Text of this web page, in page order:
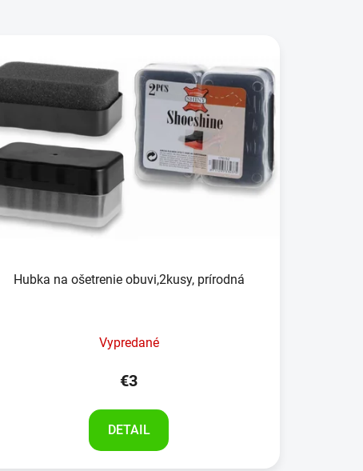
Hubka na ošetrenie obuvi,2kusy, prírodná
Vypredané
€3
DETAIL